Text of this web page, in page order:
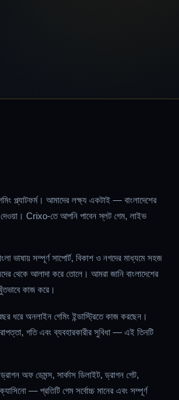
প্ল্যাটফর্ম। আমাদের লক্ষ্য একটাই — বাংলাদেশের
দেওয়া। Crixo-তে আপনি পাবেন স্লট গেম, লাইভ
ভাষায় সম্পূর্ণ সাপোর্ট, বিকাশ ও নগদের মাধ্যমে সহজ
থেকে আলাদা করে তোলে। আমরা জানি বাংলাদেশের
কাজ করে।
ধরে অনলাইন গেমিং ইন্ডাস্ট্রিতে কাজ করছেন।
গতি এবং ব্যবহারকারীর সুবিধা — এই তিনটি
ড্রাগন অফ ডেমন্স, সার্কাস ডিলাইট, ড্রাগন গেট,
— প্রতিটি গেম সর্বোচ্চ মানের এবং সম্পূর্ণ